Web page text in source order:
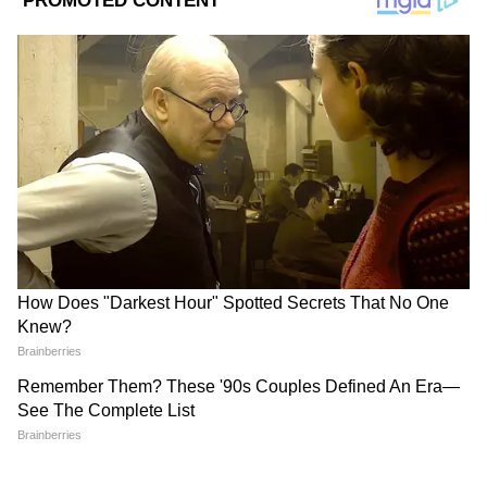
বসবেন। কালেক্টিভ লিডারশিপ হিসেবে আমরা
দশজনের প্রতিনিধি দল যাচ্ছি।’’
DOWNLOAD APP
West Bengal News (পশ্চিমবঙ্গের খবর): Read In
depth coverage of West Bengal News Today
in Bengali including West Bengal Political,